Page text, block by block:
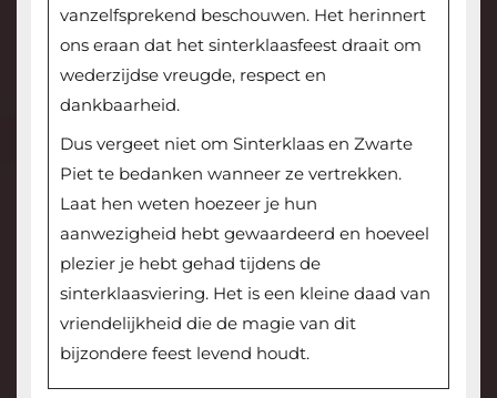
vanzelfsprekend beschouwen. Het herinnert
ons eraan dat het sinterklaasfeest draait om
wederzijdse vreugde, respect en
dankbaarheid.
Dus vergeet niet om Sinterklaas en Zwarte
Piet te bedanken wanneer ze vertrekken.
Laat hen weten hoezeer je hun
aanwezigheid hebt gewaardeerd en hoeveel
plezier je hebt gehad tijdens de
sinterklaasviering. Het is een kleine daad van
vriendelijkheid die de magie van dit
bijzondere feest levend houdt.